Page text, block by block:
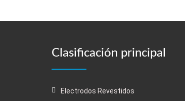
Clasificación principal
Electrodos Revestidos